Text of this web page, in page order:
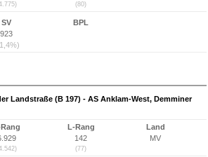
(80)
SV
923
BPL
Landstraße (B 197) - AS Anklam-West, Demminer
Rang
L-Rang
142
(77)
Land
MV